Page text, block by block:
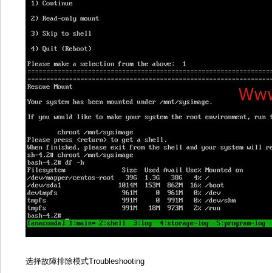
选择故障排除模式Troubleshooting